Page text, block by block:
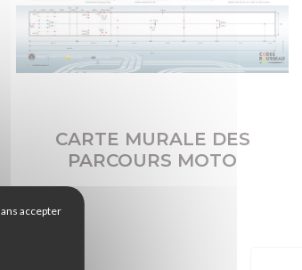
CARTE MURALE DES
PARCOURS MOTO